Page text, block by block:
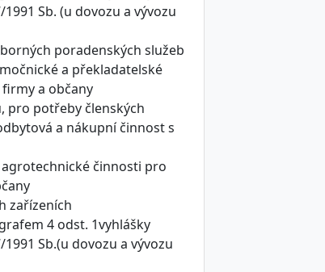
1991 Sb. (u dovozu a vývozu
poradenských služeb
a překladatelské
a občany
pro potřeby členských
a nákupní činnost s
činnosti pro
zařízeních
4 odst. 1vyhlášky
1991 Sb.(u dovozu a vývozu